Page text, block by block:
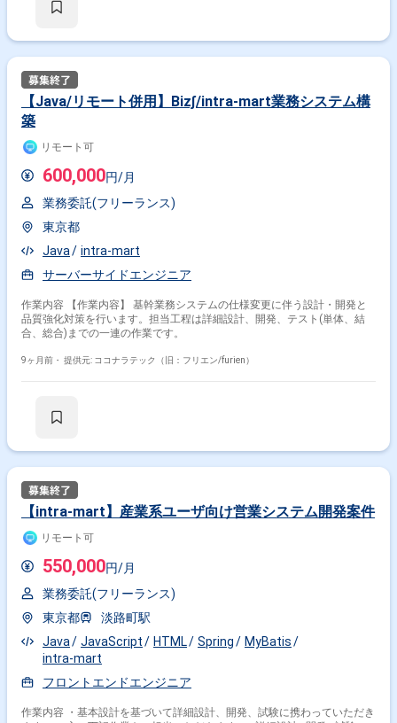
【Java/リモート併用】Biz∫/intra-mart業務システム構
築
リモート可
600,000円/月
業務委託(フリーランス)
東京都
Java
intra-mart
サーバーサイドエンジニア
作業内容 【作業内容】 基幹業務システムの仕様変更に伴う設計・開発と
品質強化対策を行います。担当工程は詳細設計、開発、テスト(単体、結
合、総合)までの一連の作業です。
9ヶ月前・ 提供元: ココナラテック（旧：フリエン/furien）
【intra-mart】産業系ユーザ向け営業システム開発案件
リモート可
550,000円/月
業務委託(フリーランス)
東京都
淡路町駅
Java
JavaScript HTML Spring
MyBatis
intra-mart
フロントエンドエンジニア
作業内容 ・基本設計を基づいて詳細設計、開発、試験に携わっていただき